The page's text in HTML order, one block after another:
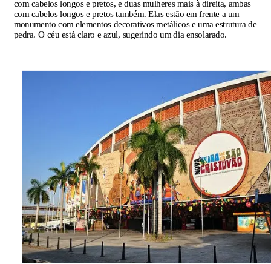
com cabelos longos e pretos, e duas mulheres mais à direita, ambas
com cabelos longos e pretos também. Elas estão em frente a um
monumento com elementos decorativos metálicos e uma estrutura de
pedra. O céu está claro e azul, sugerindo um dia ensolarado.